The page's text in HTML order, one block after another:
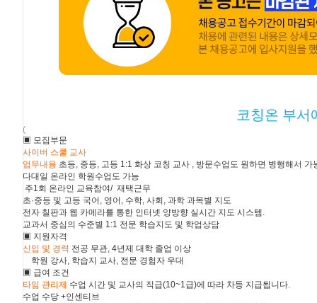
코칭온 부서
(
▣ 모집부문
사이버 스쿨 교사
업무내용 초등, 중등, 고등 1:1 화상 코칭 교사 , 방문수업도 원하면 병행해서
다대일 온라인 학원수업도 가능
주1회 온라인 교육참여/ 재택근무
초·중등 및 고등 국어, 영어, 수학, 사회, 과학 과목별 지도
전자 칠판과 웹 카메라를 통한 인터넷 양방향 실시간 지도 시스템.
교과서 중심의 수준별 1:1 전문 학습지도 및 학업상담
▣ 지원자격
신입 및 경력 전공 무관, 4년제 대학 졸업 이상
학원 강사, 학습지 교사, 전문 경험자 우대
▣ 급여 조건
타임 관리제 수업 시간 및 교사의 직급(10~1급)에 따라 차등 지급됩니다.
수업 수당 +인센티브